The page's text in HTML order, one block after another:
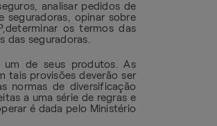
analisar pedidos de
seguradoras, opinar sobre
os termos das
das seguradoras.
um de seus produtos. As
tais provisões deverão ser
normas de diversificação
a uma série de regras e
é dada pelo Ministério